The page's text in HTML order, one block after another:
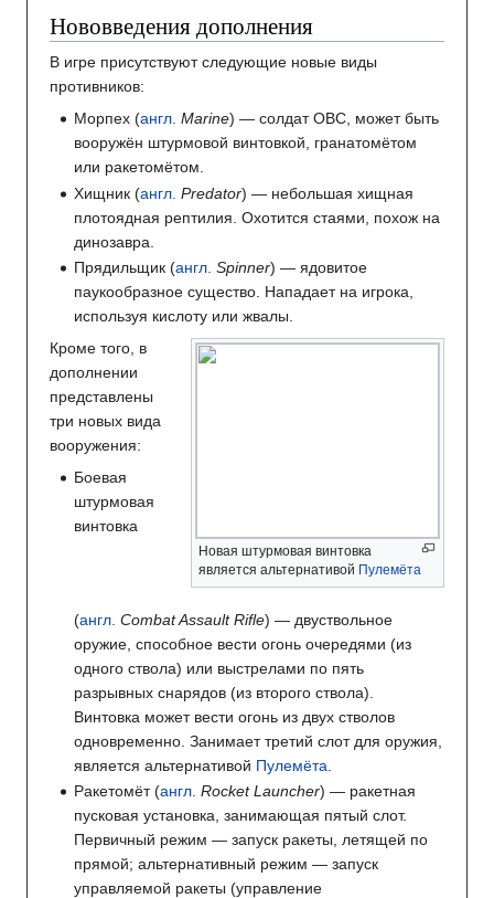
Нововведения дополнения
В игре присутствуют следующие новые виды
противников:
Морпех (англ. Marine) — солдат ОВС, может быть
вооружён штурмовой винтовкой, гранатомётом
или ракетомётом.
Хищник (англ. Predator) — небольшая хищная
плотоядная рептилия. Охотится стаями, похож на
динозавра.
Прядильщик (англ. Spinner) — ядовитое
паукообразное существо. Нападает на игрока,
используя кислоту или жвалы.
Новая штурмовая винтовка
является альтернативой Пулемёта
Кроме того, в
дополнении
представлены
три новых вида
вооружения:
Боевая
штурмовая
винтовка
(англ. Combat Assault Rifle) — двуствольное
оружие, способное вести огонь очередями (из
одного ствола) или выстрелами по пять
разрывных снарядов (из второго ствола).
Винтовка может вести огонь из двух стволов
одновременно. Занимает третий слот для оружия,
является альтернативой Пулемёта
Ракетомёт (англ. Rocket Launcher) — ракетная
пусковая установка, занимающая пятый слот.
Первичный режим — запуск ракеты, летящей по
прямой; альтернативный режим — запуск
управляемой ракеты (управление